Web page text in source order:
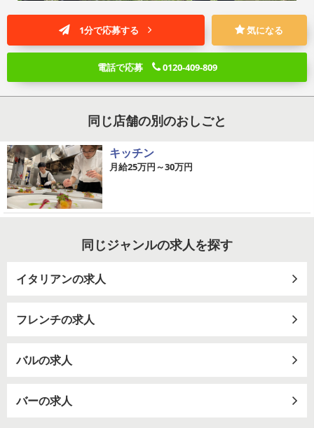
1分で応募する 気になる
電話で応募 0120-409-809
同じ店舗の別のおしごと
キッチン
月給25万円～30万円
同じジャンルの求人を探す
イタリアンの求人
フレンチの求人
バルの求人
バーの求人